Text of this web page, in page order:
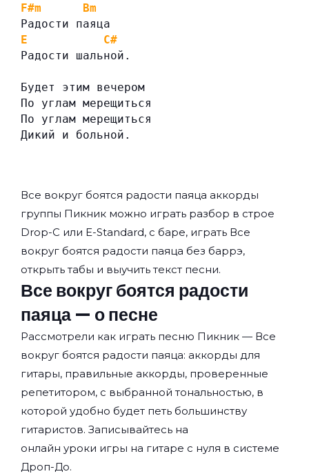
F#m
Bm
Радости паяца
E
C#
Радости шальной.
Будет этим вечером
По углам мерещиться
По углам мерещиться
Дикий и больной.
Все вокруг боятся радости паяца аккорды
группы Пикник можно играть разбор в строе
Drop-C или E-Standard, с баре, играть Все
вокруг боятся радости паяца без баррэ,
открыть табы и выучить текст песни.
Все вокруг боятся радости
паяца — о песне
Рассмотрели как играть песню Пикник — Все
вокруг боятся радости паяца: аккорды для
гитары, правильные аккорды, проверенные
репетитором, с выбранной тональностью, в
которой удобно будет петь большинству
гитаристов. Записывайтесь на
онлайн уроки игры на гитаре с нуля в системе
Дроп-До.